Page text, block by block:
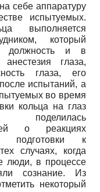
себе аппаратуру
испытуемых.
выполняется
который
должность и в
глаза,
глаза, его
испытаний, а
во время
кольца на глаз
поделилась
о реакциях
подготовки к
случаях, когда
люди, в процессе
сознание. Из
некоторый